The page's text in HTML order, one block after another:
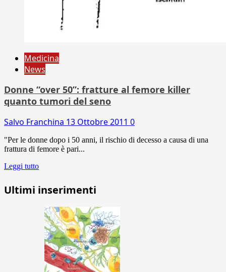
Medicina
News
Donne “over 50”: fratture al femore killer
quanto tumori del seno
Salvo Franchina 13 Ottobre 2011 0
"Per le donne dopo i 50 anni, il rischio di decesso a causa di una
frattura di femore è pari...
Leggi tutto
Ultimi inserimenti